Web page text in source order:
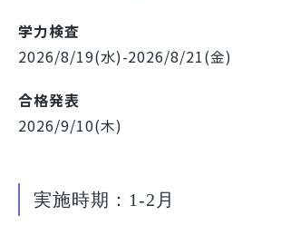
学力検査
2026/8/19(水)-2026/8/21(金)
合格発表
2026/9/10(木)
実施時期：1-2月